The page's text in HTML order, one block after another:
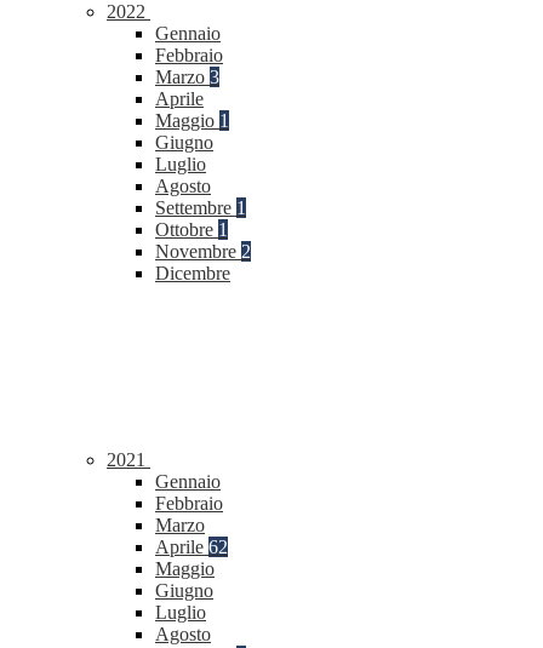
2022
Gennaio
Febbraio
Marzo 3
Aprile
Maggio 1
Giugno
Luglio
Agosto
Settembre 1
Ottobre 1
Novembre 2
Dicembre
2021
Gennaio
Febbraio
Marzo
Aprile 62
Maggio
Giugno
Luglio
Agosto